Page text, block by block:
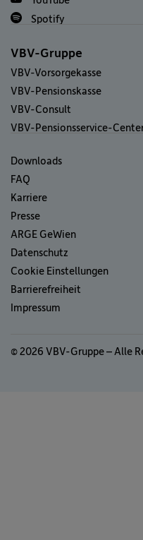
Spotify
VBV-Gruppe
VBV-Vorsorgekasse
VBV-Pensionskasse
VBV-Consult
VBV-Pensionsservice-
Downloads
FAQ
Karriere
Presse
ARGE GeWien
Datenschutz
Cookie Einstellungen
Barrierefreiheit
Impressum
© 2026 VBV-Gruppe – Alle